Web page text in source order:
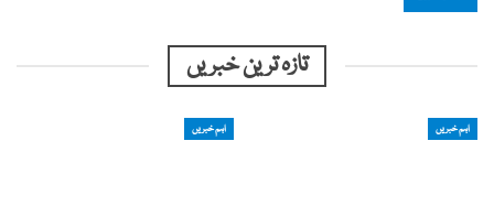
تازہ ترین خبریں
اہم خبریں اہم خبریں